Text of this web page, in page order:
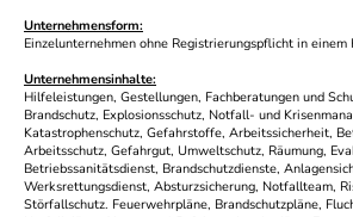
Unternehmensform:
Einzelunternehmen ohne Registrierungspflicht in einem
Unternehmensinhalte:
Hilfeleistungen, Gestellungen, Fachberatungen und
Brandschutz, Explosionsschutz, Notfall- und
Katastrophenschutz, Gefahrstoffe, Arbeitssicherheit,
Arbeitsschutz, Gefahrgut, Umweltschutz, Räumung,
Betriebssanitätsdienst, Brandschutzdienste,
Werksrettungsdienst, Absturzsicherung, Notfallteam,
Störfallschutz. Feuerwehrpläne, Brandschutzpläne,